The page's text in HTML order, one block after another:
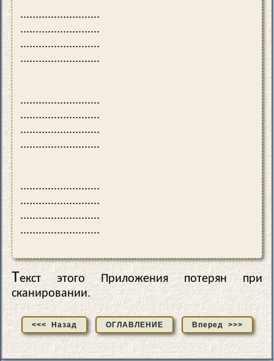
..........................
..........................
..........................
..........................
..........................
..........................
..........................
..........................
..........................
..........................
..........................
..........................
Текст этого Приложения потерян при
сканировании.
<<< Назад ОГЛАВЛЕНИЕ Вперед >>>